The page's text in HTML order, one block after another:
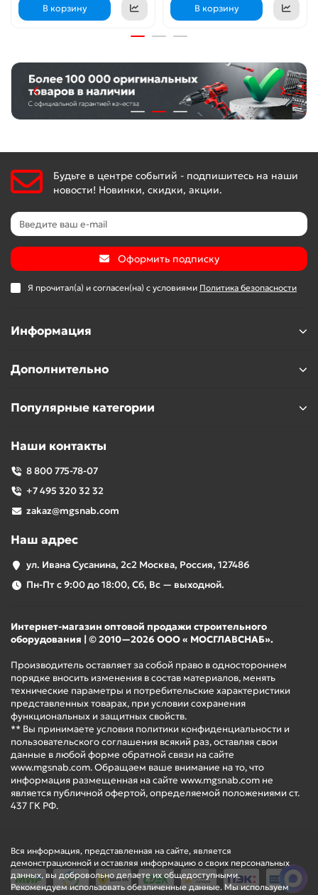
В корзину В корзину
Вся информация, представленная на сайте, является
демонстрационной и оставляя информацию о своих персональных
данных, вы добровольно делаете их общедоступными.
Рекомендуем использовать обезличенные данные. Мы используем
Будьте в центре событий - подпишитесь на наши
новости! Новинки, скидки, акции.
Оформить подписку
Я прочитал(а) и согласен(на) с условиями Политика безопасности
Информация
Дополнительно
Популярные категории
Наши контакты
8 800 775-78-07
+7 495 320 32 32
zakaz@mgsnab.com
Наш адрес
ул. Ивана Сусанина, 2с2 Москва, Россия, 127486
Пн-Пт с 9:00 до 18:00, Сб, Вс — выходной.
Интернет-магазин оптовой продажи строительного
оборудования | © 2010—2026 ООО « МОСГЛАВСНАБ».
Производитель оставляет за собой право в одностороннем
порядке вносить изменения в состав материалов, менять
технические параметры и потребительские характеристики
представленных товарах, при условии сохранения
функциональных и защитных свойств.
** Вы принимаете условия политики конфиденциальности и
пользовательского соглашения всякий раз, оставляя свои
данные в любой форме обратной связи на сайте
www.mgsnab.com. Обращаем ваше внимание на то, что
информация размещенная на сайте www.mgsnab.com не
является публичной офертой, определяемой положениями ст.
437 ГК РФ.